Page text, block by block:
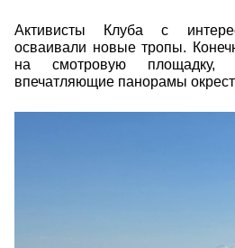
Активисты Клуба с
осваивали новые тропы.
на смотровую площадку,
впечатляющие панорамы